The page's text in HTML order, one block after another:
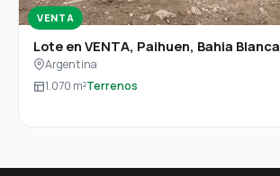
VENTA
Lote en VENTA, Paihuen, Bahia Blanca
Argentina
1.070 m²Terrenos